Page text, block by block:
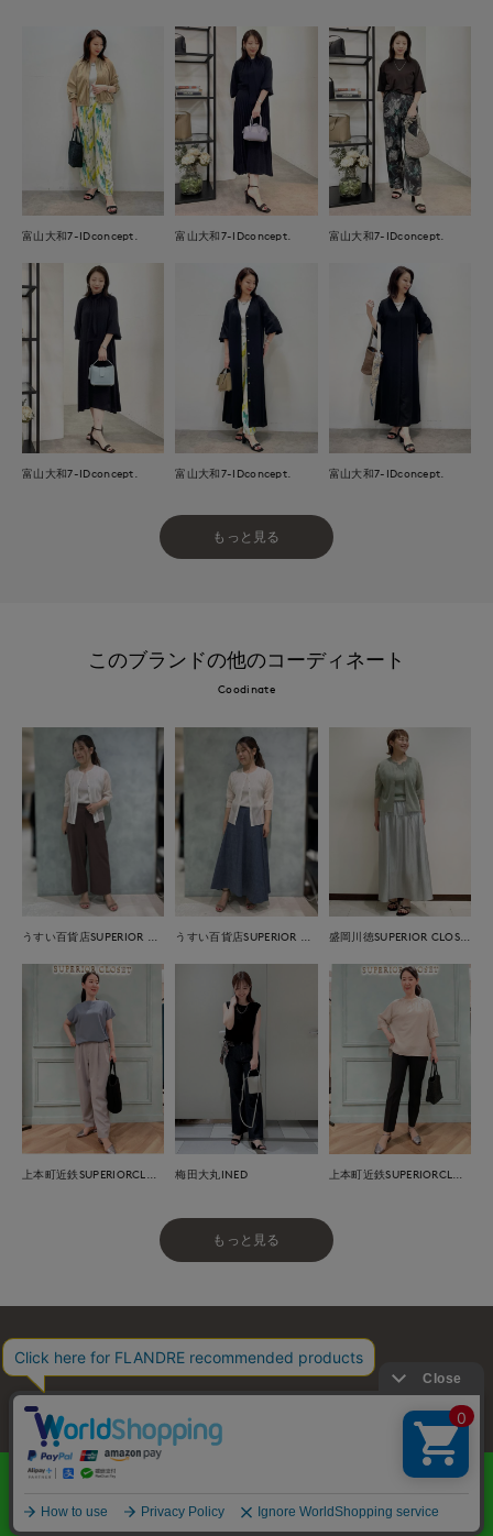
富山大和7-IDconcept. 富山大和7-IDconcept. 富山大和7-IDconcept.
富山大和7-IDconcept. 富山大和7-IDconcept. 富山大和7-IDconcept.
もっと見る
このブランドの他のコーディネート
Coodinate
梅田大丸INED
もっと見る
お問い合わせ 利用規約 プライバシーポリシー
特定商取引・古物営業法に基づく表示